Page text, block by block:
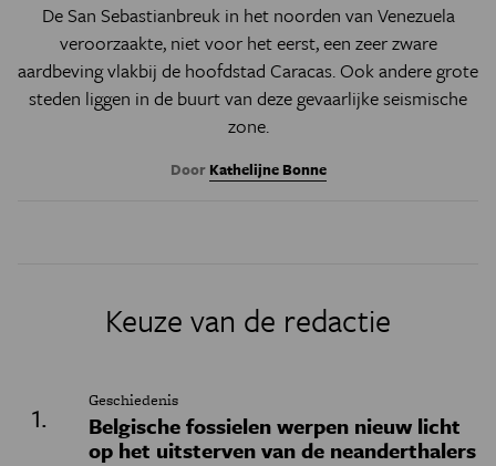
De San Sebastianbreuk in het noorden van Venezuela
veroorzaakte, niet voor het eerst, een zeer zware
aardbeving vlakbij de hoofdstad Caracas. Ook andere grote
steden liggen in de buurt van deze gevaarlijke seismische
zone.
Door Kathelijne Bonne
Keuze van de redactie
Geschiedenis
Belgische fossielen werpen nieuw licht
op het uitsterven van de neanderthalers